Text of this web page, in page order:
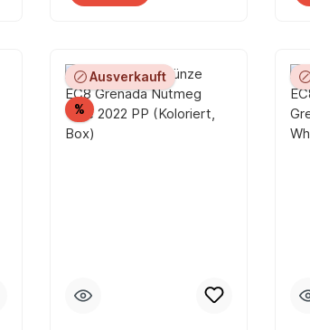
Ausverkauft
% Rabatt